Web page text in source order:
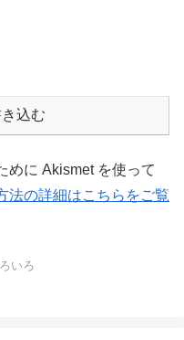
込む
めに Akismet を使って
法の詳細はこちらをご覧
いろ